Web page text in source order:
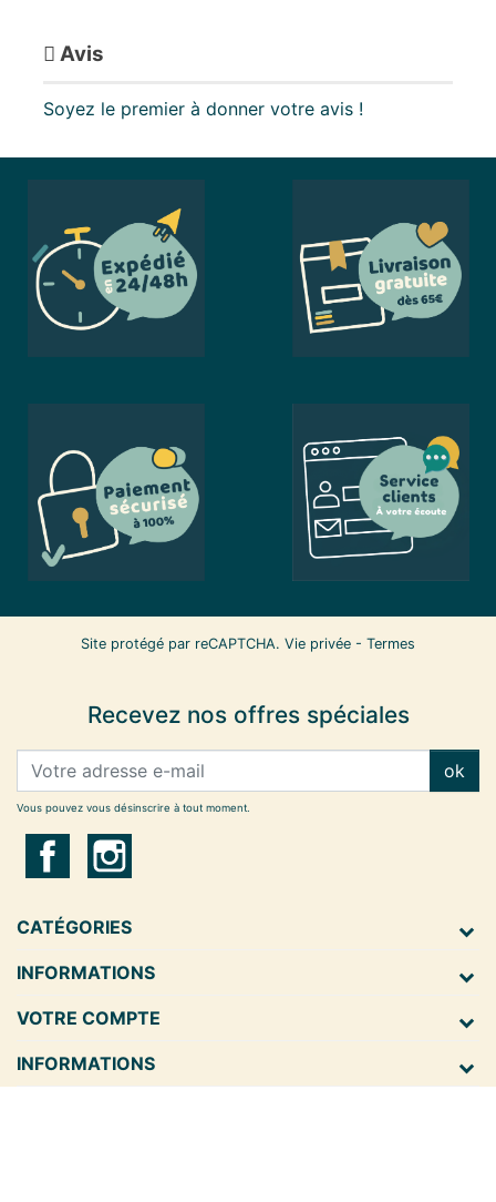
Avis
Soyez le premier à donner votre avis !
Site protégé par reCAPTCHA. Vie privée - Termes
Recevez nos offres spéciales
ok
Vous pouvez vous désinscrire à tout moment.
CATÉGORIES
INFORMATIONS
VOTRE COMPTE
INFORMATIONS